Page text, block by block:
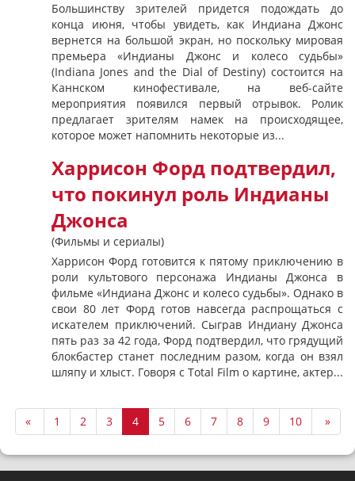
Большинству зрителей придется подождать до
конца июня, чтобы увидеть, как Индиана Джонс
вернется на большой экран, но поскольку мировая
премьера «Индианы Джонс и колесо судьбы»
(Indiana Jones and the Dial of Destiny) состоится на
Каннском кинофестивале, на веб-сайте
мероприятия появился первый отрывок. Ролик
предлагает зрителям намек на происходящее,
которое может напомнить некоторые из...
Харрисон Форд подтвердил,
что покинул роль Индианы
Джонса
(Фильмы и сериалы)
Харрисон Форд готовится к пятому приключению в
роли культового персонажа Индианы Джонса в
фильме «Индиана Джонс и колесо судьбы». Однако в
свои 80 лет Форд готов навсегда распрощаться с
искателем приключений. Сыграв Индиану Джонса
пять раз за 42 года, Форд подтвердил, что грядущий
блокбастер станет последним разом, когда он взял
шляпу и хлыст. Говоря с Total Film о картине, актер...
« 1 2 3 4 5 6 7 8 9 10 »